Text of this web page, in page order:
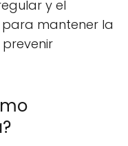
y el
para mantener la